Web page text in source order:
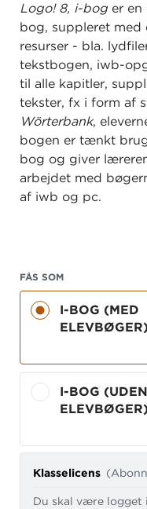
Logo! 8, i-bog er
bog, suppleret
resurser - bla.
tekstbogen, iwb-
til alle kapitler,
tekster, fx i form af
Wörterbank,
bogen er tænkt
bog og giver
arbejdet med
af iwb og pc.
FÅS SOM
I-BOG (MED
I-BOG (UDEN
Klasselicens
Du skal være logget